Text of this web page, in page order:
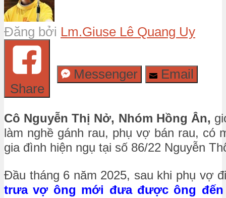
Đăng bởi Lm.Giuse Lê Quang Uy
Share
Messenger Email
Cô Nguyễn Thị Nở, Nhóm Hồng Ân,
làm nghề gánh rau, phụ vợ bán rau, có
gia đình hiện ngụ tại số 86/22 Nguyễn
Đầu tháng 6 năm 2025, sau khi phụ vợ
trưa vợ ông mới đưa được ông